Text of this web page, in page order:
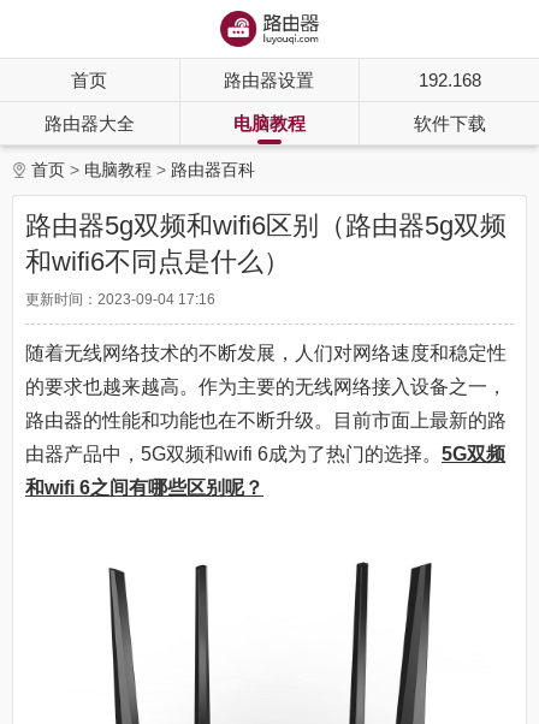
首页 路由器设置 192.168
路由器大全 电脑教程 软件下载
首页 电脑教程 路由器百科
路由器5g双频和wifi6区别（路由器5g双频
和wifi6不同点是什么）
更新时间：2023-09-04 17:16
随着无线网络技术的不断发展，人们对网络速度和稳定性
的要求也越来越高。作为主要的无线网络接入设备之一，
路由器的性能和功能也在不断升级。目前市面上最新的路
由器产品中，5G双频和wifi 6成为了热门的选择。 5G双频
和wifi 6之间有哪些区别呢？